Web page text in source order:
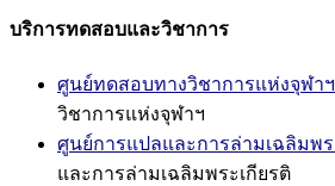
บริการทดสอบและวิชาการ
ศูนย์ทดสอบทางวิชาการแห่งจุฬาฯ
วิชาการแห่งจุฬาฯ
ศูนย์การแปลและการล่ามเฉลิมพร
และการล่ามเฉลิมพระเกียรติ